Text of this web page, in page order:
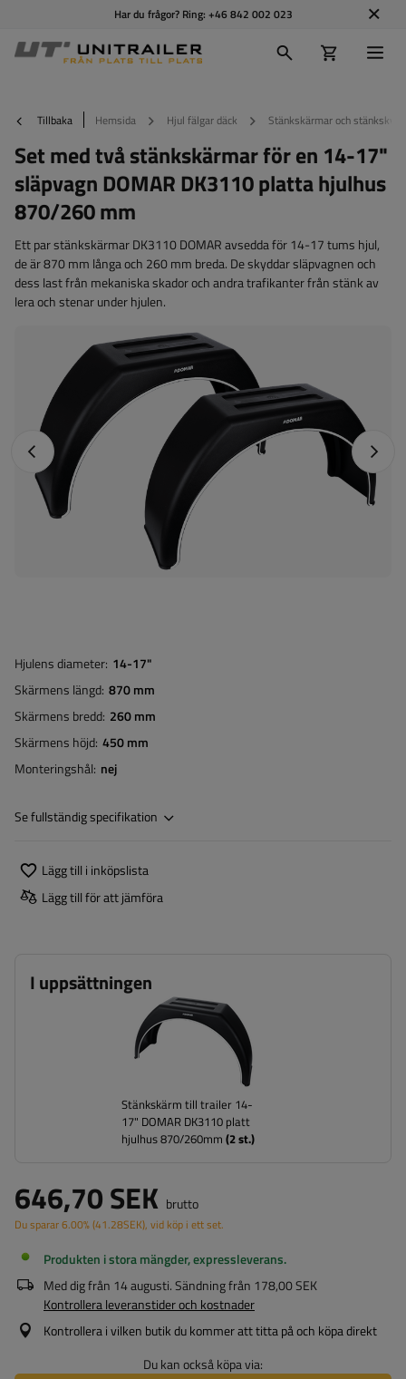
Har du frågor? Ring: +46 842 002 023
Tillbaka Hemsida Hjul fälgar däck Stänkskärmar och stänkskydd
Set med två stänkskärmar för en 14-17"
släpvagn DOMAR DK3110 platta hjulhus
870/260 mm
Ett par stänkskärmar DK3110 DOMAR avsedda för 14-17 tums hjul,
de är 870 mm långa och 260 mm breda. De skyddar släpvagnen och
dess last från mekaniska skador och andra trafikanter från stänk av
lera och stenar under hjulen.
Föregående foto Nästa
Hjulens diameter 14-17"
Skärmens längd 870 mm
Skärmens bredd 260 mm
Skärmens höjd 450 mm
Monteringshål nej
Se fullständig specifikation
Lägg till i inköpslista
Lägg till för att jämföra
I uppsättningen
Stänkskärm till trailer 14-
17" DOMAR DK3110 platt
hjulhus 870/260mm (2st.)
646,70 SEK brutto
Du sparar6.00%(41.28SEK), vid köp i ett set.
Produkten i stora mängder, expressleverans
Med dig från 14 augusti. Sändning från 178,00 SEK
Kontrollera leveranstider och kostnader
Kontrollera i vilken butik du kommer att titta på och köpa direkt
Du kan också köpa via: